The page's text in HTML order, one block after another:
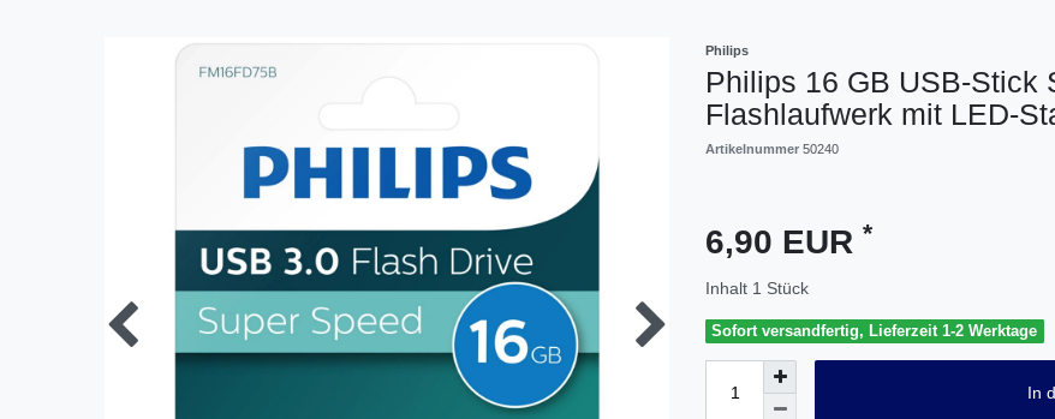
Philips
Philips 16 GB USB-Stick
Flashlaufwerk mit LED-
Artikelnummer 50240
6,90 EUR *
Inhalt 1 Stück
Sofort versandfertig, Lieferzeit 1-2 Werktage
In